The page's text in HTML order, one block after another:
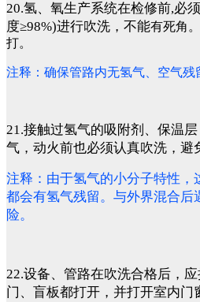
20.氢、氧生产系统在检修前,必
度≥98%)进行吹洗，不能有死角
打。
注释：确保管路内无氢气、空气残
21.接触过氢气的吸附剂、保温
气，动火前也必须认真吹洗，避
注释：由于氢气的小分子特性，
都会有氢气残留。与外界混合后
险。
22.设备、管路在吹洗合格后，
门、盲板都打开，并打开室内门